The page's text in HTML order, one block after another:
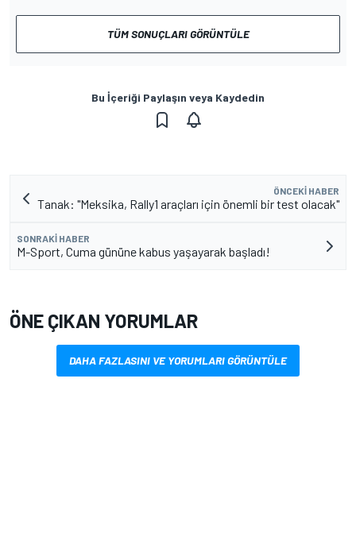
TÜM SONUÇLARI GÖRÜNTÜLE
Bu İçeriği Paylaşın veya Kaydedin
ÖNCEKI HABER
Tanak: "Meksika, Rally1 araçları için önemli bir test olacak"
SONRAKI HABER
M-Sport, Cuma gününe kabus yaşayarak başladı!
ÖNE ÇIKAN YORUMLAR
DAHA FAZLASINI VE YORUMLARI GÖRÜNTÜLE